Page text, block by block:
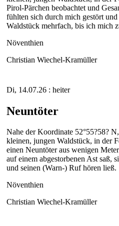
Pirol-Pärchen beobachtet und
fühlten sich durch mich gestört
Waldstück mehrfach, bis ich mich
Növenthien
Christian Wiechel-Kramüller
Di, 14.07.26 : heiter
Neuntöter
Nahe der Koordinate 52°55?58?
kleinen, jungen Waldstück, in der
einen Neuntöter aus wenigen
auf einem abgestorbenen Ast saß,
und seinen (Warn-) Ruf hören ließ.
Növenthien
Christian Wiechel-Kramüller